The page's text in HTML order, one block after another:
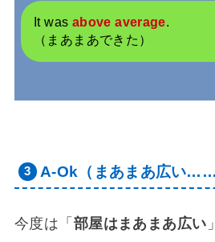
It was above average.
（まあまあできた）
A-Ok（まあまあ広い……
今度は「 部屋はまあまあ広い